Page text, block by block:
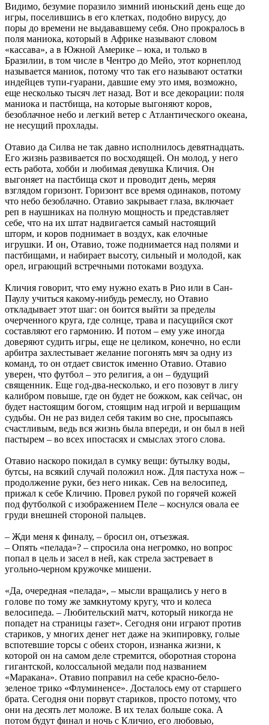
Видимо, безумие поразило зимний июньский день еще до
игры, поселившись в его клетках, подобно вирусу, до
поры до времени не выдававшему себя. Оно прокралось в
поля маниока, который в Африке называют словом
«кассава», а в Южной Америке – юка, и только в
Бразилии, в том числе в Чентро до Мейо, этот корнеплод
называется маниок, потому что так его называют остатки
индейцев тупи-гуарани, давшие ему это имя, возможно,
еще несколько тысяч лет назад. Вот и все декорации: поля
маниока и пастбища, на которые выгоняют коров,
безоблачное небо и легкий ветер с Атлантического океана,
не несущий прохлады.
Отавио да Силва не так давно исполнилось девятнадцать.
Его жизнь развивается по восходящей. Он молод, у него
есть работа, хобби и любимая девушка Кличия. Он
выгоняет на пастбища скот и проводит день, меряя
взглядом горизонт. Горизонт все время одинаков, потому
что небо безоблачно. Отавио закрывает глаза, включает
реп в наушниках на полную мощность и представляет
себе, что на их штат надвигается самый настоящий
шторм, и коров поднимает в воздух, как елочные
игрушки. И он, Отавио, тоже поднимается над полями и
пастбищами, и набирает высоту, сильный и молодой, как
орел, играющий встречными потоками воздуха.
Кличия говорит, что ему нужно ехать в Рио или в Сан-
Паулу учиться какому-нибудь ремеслу, но Отавио
откладывает этот шаг: он боится выйти за пределы
очерченного круга, где солнце, трава и пасущийся скот
составляют его гармонию. И потом – ему уже иногда
доверяют судить игры, еще не целиком, конечно, но если
арбитра захлестывает желание погонять мяч за одну из
команд, то он отдает свисток именно Отавио. Отавио
уверен, что футбол – это религия, а он – будущий
священник. Еще год-два-несколько, и его позовут в лигу
калибром повыше, где он будет не божком, как сейчас, он
будет настоящим богом, стоящим над игрой и вершащим
судьбы. Он не раз видел себя таким во сне, просыпаясь
счастливым, ведь вся жизнь была впереди, и он был в ней
пастырем – во всех ипостасях и смыслах этого слова.
Отавио наскоро покидал в сумку вещи: бутылку воды,
бутсы, на всякий случай положил нож. Для пастуха нож –
продолжение руки, без него никак. Сев на велосипед,
прижал к себе Кличию. Провел рукой по горячей кожей
под футболкой с изображением Пеле – коснулся овала ее
груди внешней стороной пальцев.
– Жди меня к финалу, – бросил он, отъезжая.
– Опять «пелада»? – спросила она негромко, но вопрос
попал в цель и засел в ней, как стрела застревает в
угольно-черном кружочке мишени.
«Да, очередная «пелада», – мысли вращались у него в
голове по тому же замкнутому кругу, что и колеса
велосипеда. – Любительский матч, который никогда не
попадет на страницы газет». Сегодня они играют против
стариков, у многих денег нет даже на экипировку, голые
вспотевшие торсы с обеих сторон, изнанка жизни, к
которой он на самом деле стремится, оборотная сторона
гигантской, колоссальной медали под названием
«Маракана». Отавио поправил на себе красно-бело-
зеленое трико «Флуминенсе». Досталось ему от старшего
брата. Сегодня они порвут стариков, просто потому, что
они на десять лет моложе. В их телах больше сока. А
потом будут финал и ночь с Кличио, его любовью,